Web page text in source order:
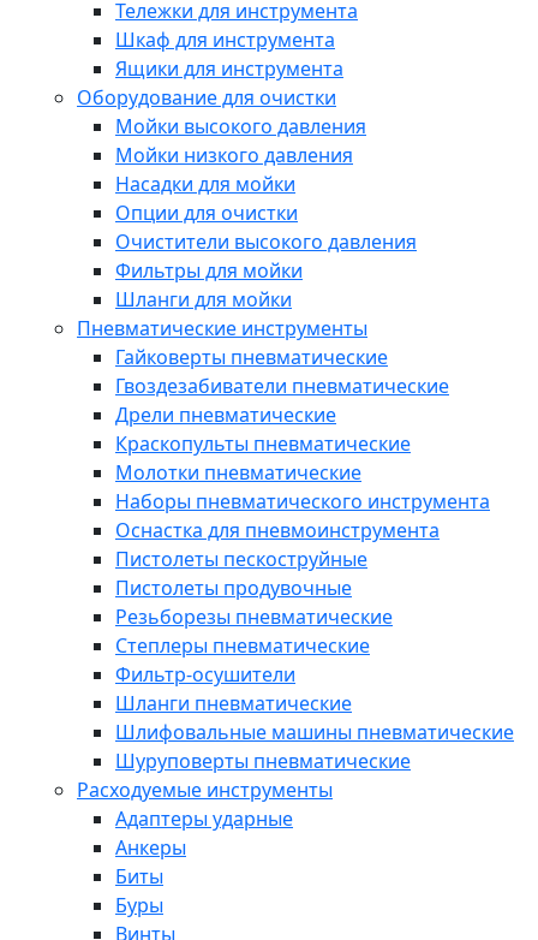
Тележки для инструмента
Шкаф для инструмента
Ящики для инструмента
Оборудование для очистки
Мойки высокого давления
Мойки низкого давления
Насадки для мойки
Опции для очистки
Очистители высокого давления
Фильтры для мойки
Шланги для мойки
Пневматические инструменты
Гайковерты пневматические
Гвоздезабиватели пневматические
Дрели пневматические
Краскопульты пневматические
Молотки пневматические
Наборы пневматического инструмента
Оснастка для пневмоинструмента
Пистолеты пескоструйные
Пистолеты продувочные
Резьборезы пневматические
Степлеры пневматические
Фильтр-осушители
Шланги пневматические
Шлифовальные машины пневматические
Шуруповерты пневматические
Расходуемые инструменты
Адаптеры ударные
Анкеры
Биты
Буры
Винты